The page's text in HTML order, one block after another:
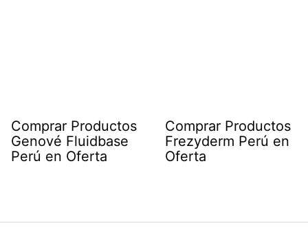
Comprar Productos
Genové Fluidbase
Perú en Oferta
Comprar Productos
Frezyderm Perú en
Oferta